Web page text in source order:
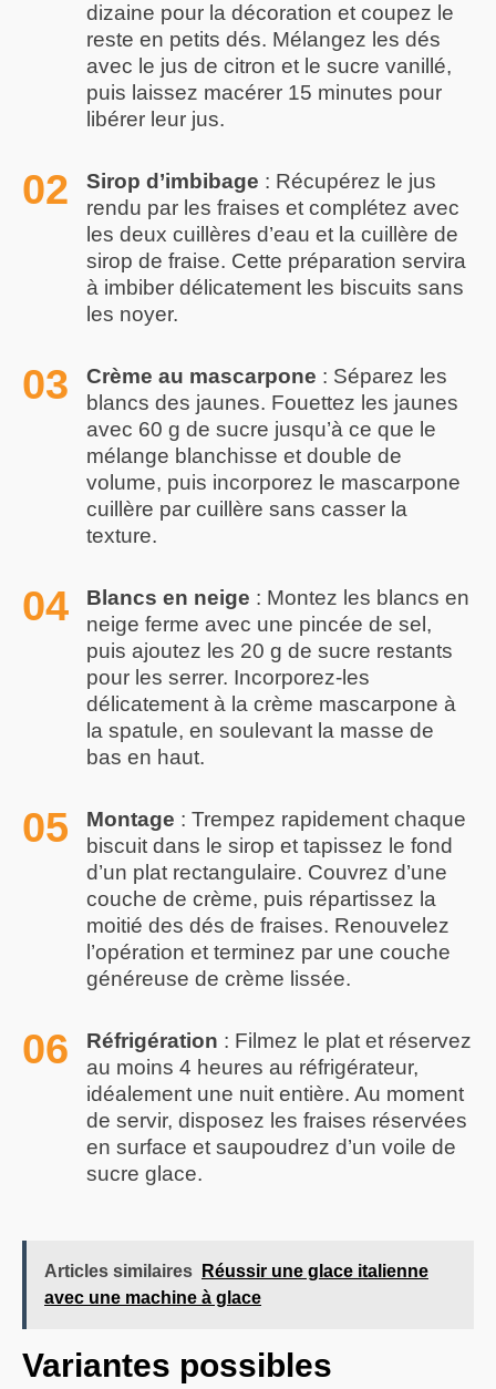
dizaine pour la décoration et coupez le
reste en petits dés. Mélangez les dés
avec le jus de citron et le sucre vanillé,
puis laissez macérer 15 minutes pour
libérer leur jus.
Sirop d’imbibage : Récupérez le jus
rendu par les fraises et complétez avec
les deux cuillères d’eau et la cuillère de
sirop de fraise. Cette préparation servira
à imbiber délicatement les biscuits sans
les noyer.
Crème au mascarpone : Séparez les
blancs des jaunes. Fouettez les jaunes
avec 60 g de sucre jusqu’à ce que le
mélange blanchisse et double de
volume, puis incorporez le mascarpone
cuillère par cuillère sans casser la
texture.
Blancs en neige : Montez les blancs en
neige ferme avec une pincée de sel,
puis ajoutez les 20 g de sucre restants
pour les serrer. Incorporez-les
délicatement à la crème mascarpone à
la spatule, en soulevant la masse de
bas en haut.
Montage : Trempez rapidement chaque
biscuit dans le sirop et tapissez le fond
d’un plat rectangulaire. Couvrez d’une
couche de crème, puis répartissez la
moitié des dés de fraises. Renouvelez
l’opération et terminez par une couche
généreuse de crème lissée.
Réfrigération : Filmez le plat et réservez
au moins 4 heures au réfrigérateur,
idéalement une nuit entière. Au moment
de servir, disposez les fraises réservées
en surface et saupoudrez d’un voile de
sucre glace.
Articles similaires
Réussir une glace italienne
avec une machine à glace
Variantes possibles